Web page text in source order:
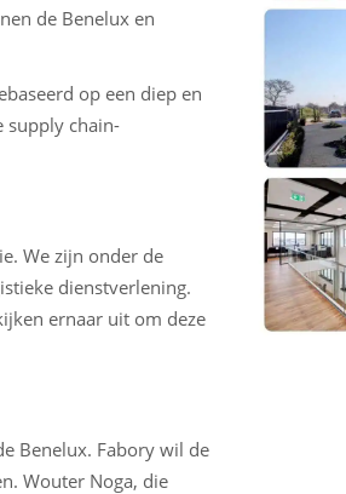
de Benelux en
op een diep en
supply chain-
We zijn onder de
dienstverlening.
ernaar uit om deze
Benelux. Fabory wil de
Wouter Noga, die